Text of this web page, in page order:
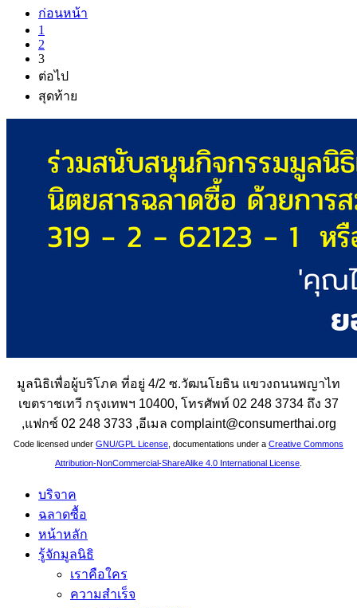
ก่อนหน้า
1
2
3
ต่อไป
สุดท้าย
มูลนิธิเพื่อผู้บริโภค ที่อยู่ 4/2 ซ.วัฒนโยธิน แขวงถนนพญาไท
เขตราชเทวี กรุงเทพฯ 10400, โทรศัพท์ 02 248 3734 ถึง 37
,แฟกซ์ 02 248 3733 ,อีเมล complaint@consumerthai.org
Code licensed under GNU/GPL License , documentations under a Creative Commons
Attribution-NonCommercial-ShareAlike 4.0 International License
บริจาค
ฉลาดซื้อ
หน้าหลัก
รู้จักมูลนิธิ
เราคือใคร
ความสำเร็จ